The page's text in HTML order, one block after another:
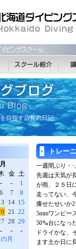
目指す店長の日記
トレー
一週間ぶり・
先週は天気が
が雨、２５日
走ってない、
痩せたせいか
5mmワンピー
50㌔台になっ
ドライかな、
ます土か日に
金 土
- -
1
6 7
8
14 15
21 22
28 29
- - -
月